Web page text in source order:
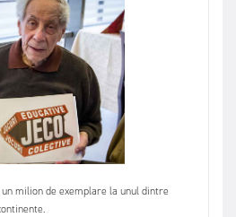
milion de exemplare la unul dintre